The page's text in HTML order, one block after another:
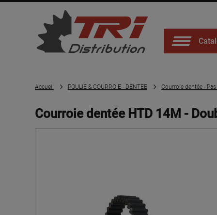
Accueil POULIE & COURROIE - DENTEE Courroie dentée -
Courroie dentée HTD 14M -